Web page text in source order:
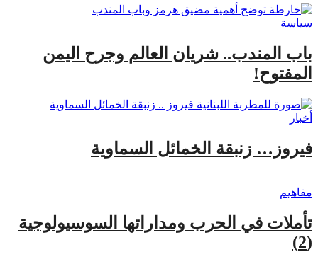
سياسة
باب المندب.. شريان العالم وجرح اليمن
المفتوح!
أخبار
فيروز… زنبقة الخمائل السماوية
مفاهيم
تأملات في الحرب ومداراتها السوسيولوجية
(2)